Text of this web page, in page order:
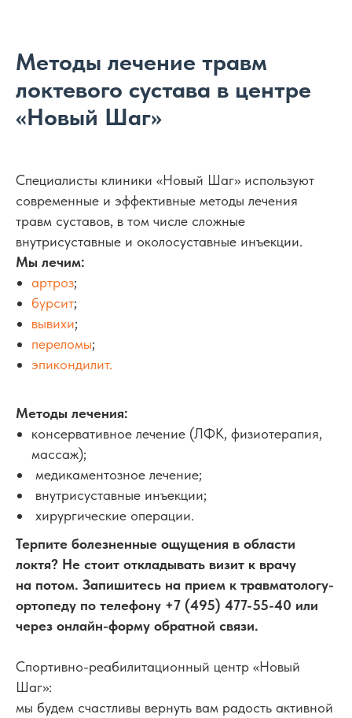
Методы лечение травм
локтевого сустава в центре
«Новый Шаг»
Специалисты клиники «Новый Шаг» используют
современные и эффективные методы лечения
травм суставов, в том числе сложные
внутрисуставные и околосуставные инъекции.
Мы лечим:
артроз;
бурсит;
вывихи;
переломы;
эпикондилит.
Методы лечения:
консервативное лечение (ЛФК, физиотерапия,
массаж);
медикаментозное лечение;
внутрисуставные инъекции;
хирургические операции.
Терпите болезненные ощущения в области
локтя? Не стоит откладывать визит к врачу
на потом. Запишитесь на прием к травматологу-
ортопеду по телефону +7 (495) 477-55-40 или
через онлайн-форму обратной связи.
Спортивно-реабилитационный центр «Новый
Шаг»:
мы будем счастливы вернуть вам радость активной